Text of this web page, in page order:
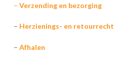
– Verzending en bezorging
– Herzienings- en retourrecht
– Afhalen